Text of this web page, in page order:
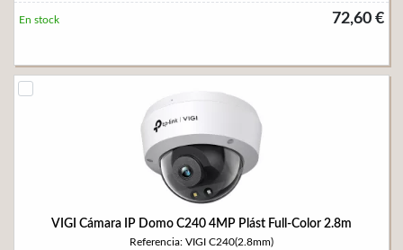
72,60 €
En stock
VIGI Cámara IP Domo C240 4MP Plást Full-Color 2.8m
Referencia: VIGI C240(2.8mm)